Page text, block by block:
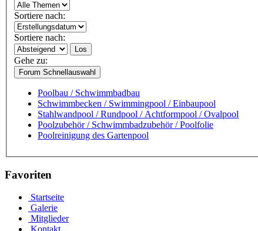
Sortiere nach:
Sortiere nach:
Los
Gehe zu:
Forum Schnellauswahl
Poolbau / Schwimmbadbau
Schwimmbecken / Swimmingpool / Einbaupool
Stahlwandpool / Rundpool / Achtformpool / Ovalpool
Poolzubehör / Schwimmbadzubehör / Poolfolie
Poolreinigung des Gartenpool
Favoriten
Startseite
Galerie
Mitglieder